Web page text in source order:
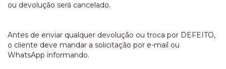
ou devolução será cancelado.
Antes de enviar qualquer devolução ou troca por DEFEITO,
o cliente deve mandar a solicitação por e-mail ou
WhatsApp informando.